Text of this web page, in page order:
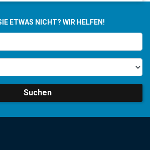
ETWAS NICHT? WIR HELFEN!
Suchen